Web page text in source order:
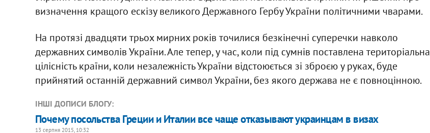
визначення кращого ескізу великого Державного Гербу України політичними чварами.
На протязі двадцяти трьох мирних років точилися безкінечні суперечки навколо
державних символів України. Але тепер, у час, коли під сумнів поставлена територіальна
цілісність країни, коли незалежність України відстоюється зі зброєю у руках, буде
прийнятий останній державний символ України, без якого держава не є повноцінною.
ІНШІ ДОПИСИ БЛОГУ:
Почему посольства Греции и Италии все чаще отказывают украинцам в визах
13 серпня 2015, 10:32